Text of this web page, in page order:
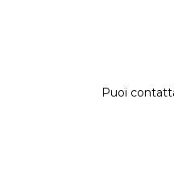
Puoi